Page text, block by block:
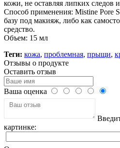
кожи, не оставляя липких следов
Способ применения: Mistine Pore
базу под макияж, либо как
средство.
Объем: 15 мл
Теги: кожа, проблемная, прыщи,
Отзывы о продукте
Оставить отзыв
Ваша оценка
картинке: